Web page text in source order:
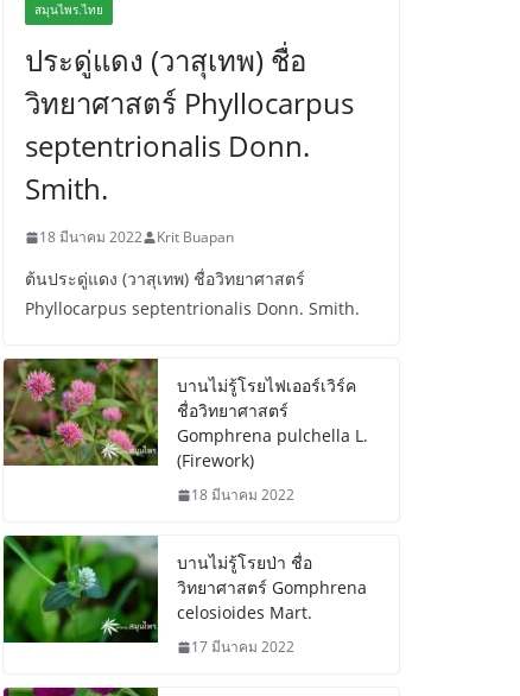
สมุนไพร.ไทย
ประดู่แดง (วาสุเทพ) ชื่อ
วิทยาศาสตร์ Phyllocarpus
septentrionalis Donn.
Smith.
18 มีนาคม 2022 Krit Buapan
ต้นประดู่แดง (วาสุเทพ) ชื่อวิทยาศาสตร์
Phyllocarpus septentrionalis Donn. Smith.
บานไม่รู้โรยไฟเออร์เวิร์ค
ชื่อวิทยาศาสตร์
Gomphrena pulchella L.
(Firework)
18 มีนาคม 2022
บานไม่รู้โรยป่า ชื่อ
วิทยาศาสตร์ Gomphrena
celosioides Mart.
17 มีนาคม 2022